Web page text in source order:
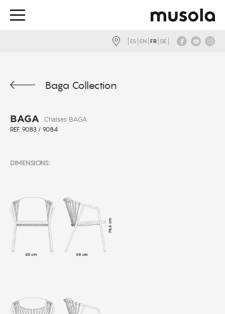
ES EN FR DE
Baga Collection
BAGA Chaises BAGA
REF. 9083 / 9084
DIMENSIONS: